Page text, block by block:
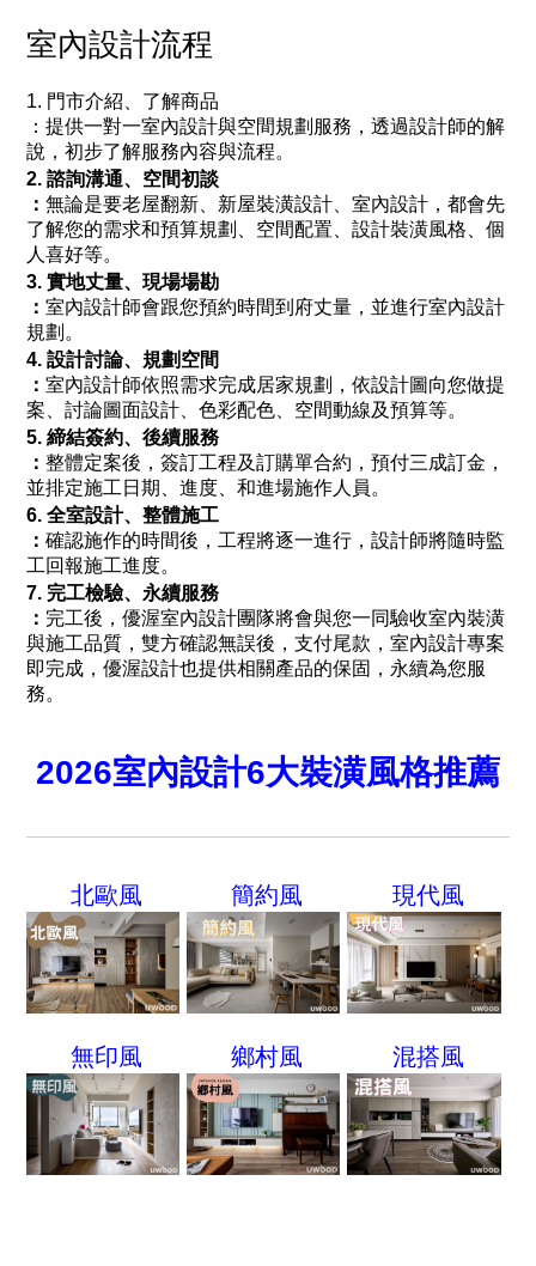
室內設計流程
1. 門市介紹、了解商品
：提供一對一室內設計與空間規劃服務，透過設計師的解
說，初步了解服務內容與流程。
2. 諮詢溝通、空間初談
：無論是要老屋翻新、新屋裝潢設計、室內設計，都會先
了解您的需求和預算規劃、空間配置、設計裝潢風格、個
人喜好等。
3. 實地丈量、現場場勘
：室內設計師會跟您預約時間到府丈量，並進行室內設計
規劃。
4. 設計討論、規劃空間
：室內設計師依照需求完成居家規劃，依設計圖向您做提
案、討論圖面設計、色彩配色、空間動線及預算等。
5. 締結簽約、後續服務
：整體定案後，簽訂工程及訂購單合約，預付三成訂金，
並排定施工日期、進度、和進場施作人員。
6. 全室設計、整體施工
：確認施作的時間後，工程將逐一進行，設計師將隨時監
工回報施工進度。
7. 完工檢驗、永續服務
： 完工後，優渥室內設計團隊將會與您一同驗收室內裝潢
與施工品質，雙方確認無誤後，支付尾款，室內設計專案
即完成，優渥設計也提供相關產品的保固，永續為您服
務。
2026室內設計6大裝潢風格推薦
北歐風 簡約風 現代風
無印風 鄉村風 混搭風